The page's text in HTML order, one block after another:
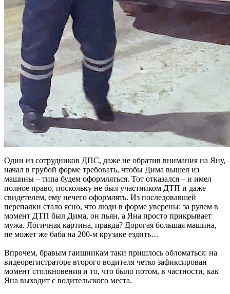
Один из сотрудников ДПС, даже не обратив внимания на Яну,
начал в грубой форме требовать, чтобы Дима вышел из
машины – типа будем оформляться. Тот отказался – и имел
полное право, поскольку не был участником ДТП и даже
свидетелем, ему нечего оформлять. Из последовавшей
перепалки стало ясно, что люди в форме уверены: за рулем в
момент ДТП был Дима, он пьян, а Яна просто прикрывает
мужа. Логичная картина, правда? Дорогая большая машина,
не может же баба на 200-м крузаке ездить…
Впрочем, бравым гаишникам таки пришлось обломаться: на
видеорегистраторе второго водителя четко зафиксирован
момент столкновения и то, что было потом, в частности, как
Яна выходит с водительского места.